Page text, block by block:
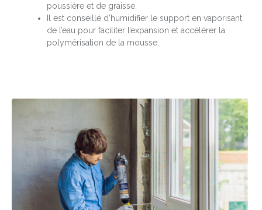
poussière et de graisse.
Il est conseillé d’humidifier le support en vaporisant
de l’eau pour faciliter l’expansion et accélérer la
polymérisation de la mousse.